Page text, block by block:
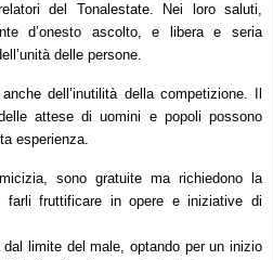
del Tonalestate. Nei loro saluti,
d’onesto ascolto, e libera e seria
delle persone.
dell’inutilità della competizione. Il
attese di uomini e popoli possono
esperienza.
sono gratuite ma richiedono la
farli fruttificare in opere e iniziative di
dal limite del male, optando per un inizio